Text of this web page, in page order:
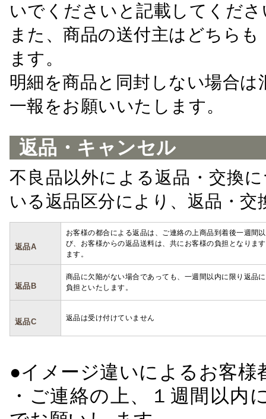
いでくださいと記載してくださ
また、商品の送付主はどちら
ます。
明細を商品と同封しない場合
一報をお願いいたします。
返品・キャンセル
不良品以外による返品・交換
いる返品区分により、返品・
返品A
お客様の都合による返品は、ご連絡の上商品到着後一週間
び、お客様からの返品送料は、共にお客様の負担となりま
ます。
返品B
商品に欠陥がない場合であっても、一週間以内に限り返品
負担といたします。
返品C 返品は受け付けていません
●イメージ違いによるお客
・ご連絡の上、１週間以